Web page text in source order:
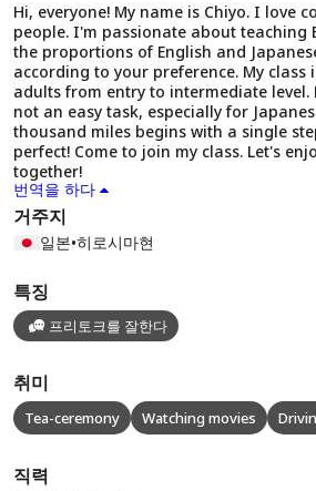
Hi, everyone! My name is Chiyo. I love
people. I'm passionate about teaching
the proportions of English and
according to your preference. My class
adults from entry to intermediate level.
not an easy task, especially for
thousand miles begins with a single
perfect! Come to join my class. Let's
together!
번역을 하다
거주지
일본•히로시마현
특징
프리토크를 잘한다
취미
Tea-ceremony Watching movies
직력